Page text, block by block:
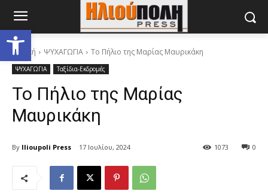
Ανοίξτε τη γραμμή εργαλείων
Αρχική ΨΥΧΑΓΩΓΙΑ Το Πήλιο της Μαρίας Μαυρικάκη
ΨΥΧΑΓΩΓΙΑ Ταξίδια-Εκδρομές
Το Πήλιο της Μαρίας
Μαυρικάκη
By Ilioupoli Press 17 Ιουλίου, 2024 0
1073